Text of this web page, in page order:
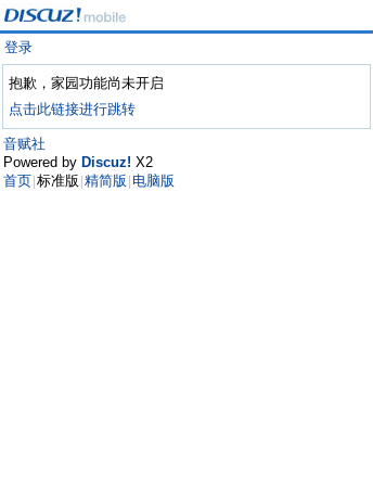
登录
抱歉，家园功能尚未开启
点击此链接进行跳转
音赋社
Powered by Discuz! X2
首页 标准版 精简版 电脑版